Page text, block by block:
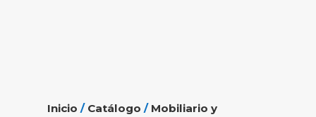
Inicio / Catálogo / Mobiliario y